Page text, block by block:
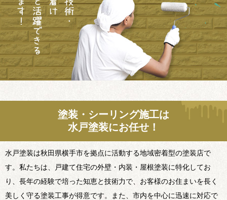
塗装・シーリング施工は
水戸塗装にお任せ！
水戸塗装は秋田県横手市を拠点に活動する地域密着型の塗装店で
す。私たちは、戸建て住宅の外壁・内装・屋根塗装に特化してお
り、長年の経験で培った知恵と技術力で、お客様のお住まいを長く
美しく守る塗装工事が得意です。また、市内を中心に迅速に対応で